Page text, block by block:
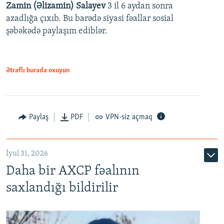
Zamin (Əlizamin) Salayev 3 il 6 aydan sonra
azadlığa çıxıb. Bu barədə siyasi fəallar sosial
şəbəkədə paylaşım ediblər.
Ətraflı burada oxuyun
Paylaş PDF VPN-siz açmaq
İyul 31, 2026
Daha bir AXCP fəalının
saxlandığı bildirilir